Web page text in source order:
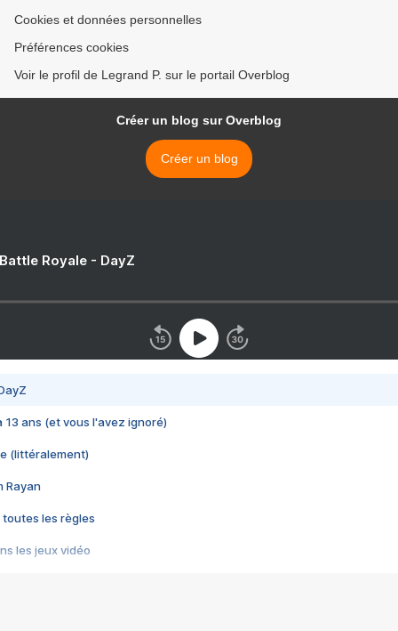
Cookies et données personnelles
Préférences cookies
Voir le profil de Legrand P. sur le portail Overblog
Créer un blog sur Overblog
Créer un blog
Royale - DayZ
13 ans (et vous l'avez ignoré)
(littéralement)
Rayan
toutes les règles
les jeux vidéo